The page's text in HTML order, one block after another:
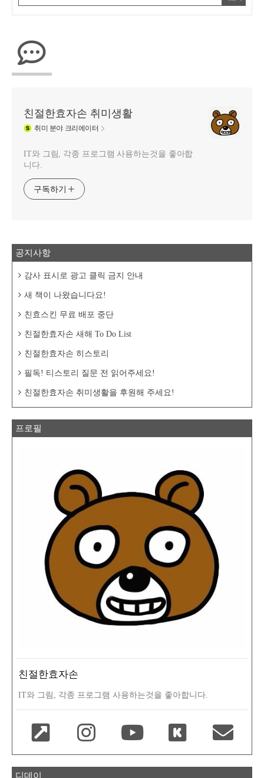
친절한효자손 취미생활
취미 분야 크리에이터
IT와 그림, 각종 프로그램 사용하는것을 좋아합
니다.
구독하기
공지사항
감사 표시로 광고 클릭 금지 안내
새 책이 나왔습니다요!
친효스킨 무료 배포 중단
친절한효자손 새해 To Do List
친절한효자손 히스토리
필독! 티스토리 질문 전 읽어주세요!
친절한효자손 취미생활을 후원해 주세요!
프로필
친절한효자손
IT와 그림, 각종 프로그램 사용하는것을 좋아합니다.
디데이